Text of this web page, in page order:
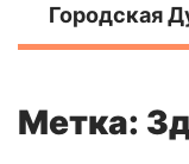
Городская
Метка: